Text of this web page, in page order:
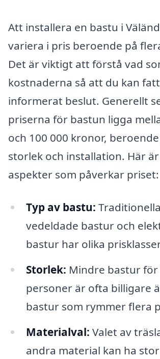
Att installera en bastu i
variera i pris beroende på
Det är viktigt att förstå vad
kostnaderna så att du kan
informerat beslut. Generellt
priserna för bastun ligga
och 100 000 kronor,
storlek och installation. Här
aspekter som påverkar priset:
Typ av bastu:
vedeldade bastur och
bastur har olika
Storlek: Mindre bastur för
personer är ofta billigare
bastur som rymmer flera
Materialval: Valet av
andra material kan ha